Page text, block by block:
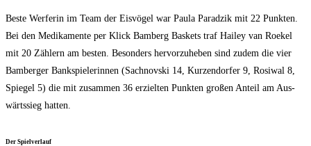
Bes­te Wer­fe­rin im Team der Eis­vö­gel war Pau­la Parad­zik mit 22 Punk­ten.
Bei den Medi­ka­men­te per Klick Bam­berg Bas­kets traf Hai­ley van Roe­kel
mit 20 Zäh­lern am bes­ten. Beson­ders her­vor­zu­he­ben sind zudem die vier
Bam­ber­ger Bank­spie­le­rin­nen (Sach­nov­ski 14, Kur­zen­dor­fer 9, Rosi­wal 8,
Spie­gel 5) die mit zusam­men 36 erziel­ten Punk­ten gro­ßen Anteil am Aus­
wärts­sieg hatten.
Der Spiel­ver­lauf